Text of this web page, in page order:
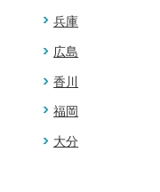
兵庫
広島
香川
福岡
大分